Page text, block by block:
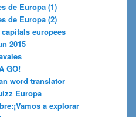
de Europa (1)
de Europa (2)
europees
2015
GO!
word translator
Europa
a explorar